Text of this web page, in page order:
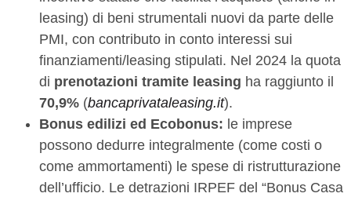
leasing) di beni strumentali nuovi da parte delle
PMI, con contributo in conto interessi sui
finanziamenti/leasing stipulati. Nel 2024 la quota
di prenotazioni tramite leasing ha raggiunto il
70,9% (bancaprivataleasing.it).
Bonus edilizi ed Ecobonus: le imprese
possono dedurre integralmente (come costi o
come ammortamenti) le spese di ristrutturazione
dell’ufficio. Le detrazioni IRPEF del “Bonus Casa